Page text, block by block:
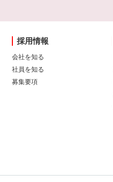
採用情報
会社を知る
社員を知る
募集要項